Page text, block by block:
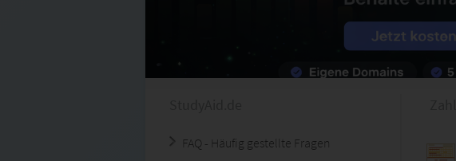
FAQ - Häufig gestellte Fragen